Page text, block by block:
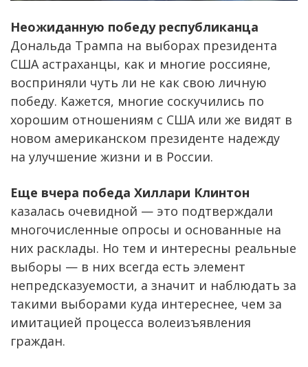
Неожиданную победу республиканца
Дональда Трампа на выборах президента
США астраханцы, как и многие россияне,
восприняли чуть ли не как свою личную
победу. Кажется, многие соскучились по
хорошим отношениям с США или же видят в
новом американском президенте надежду
на улучшение жизни и в России.
Еще вчера победа Хиллари Клинтон
казалась очевидной — это подтверждали
многочисленные опросы и основанные на
них расклады. Но тем и интересны реальные
выборы — в них всегда есть элемент
непредсказуемости, а значит и наблюдать за
такими выборами куда интереснее, чем за
имитацией процесса волеизъявления
граждан.